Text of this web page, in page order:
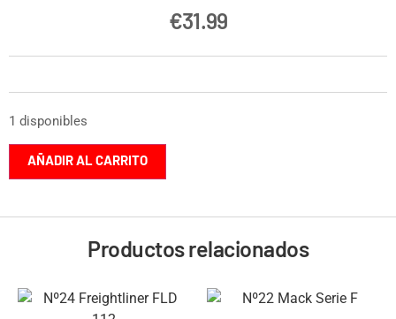
€31.99
1 disponibles
AÑADIR AL CARRITO
Productos relacionados